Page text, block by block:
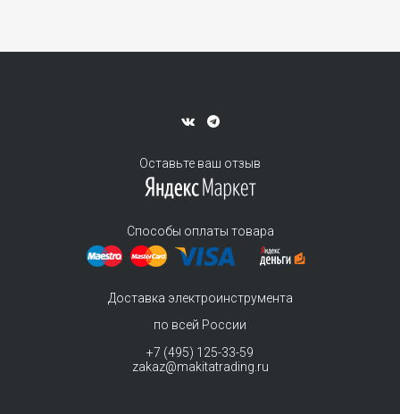
Оставьте ваш отзыв
Способы оплаты товара
Доставка электроинструмента
по всей России
+7 (495) 125-33-59
zakaz@makitatrading.ru